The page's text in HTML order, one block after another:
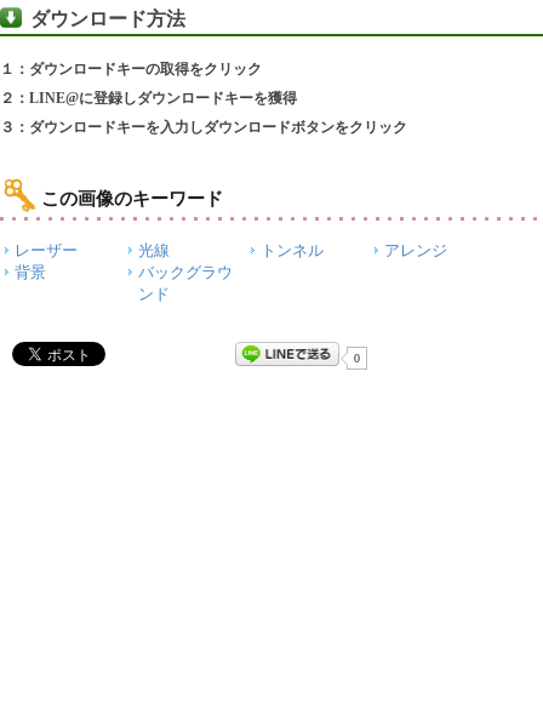
ダウンロード方法
１：ダウンロードキーの取得をクリック
２：LINE@に登録しダウンロードキーを獲得
３：ダウンロードキーを入力しダウンロードボタンをクリック
この画像のキーワード
レーザー 光線 トンネル
アレンジ
背景
バックグラウ
ンド
0